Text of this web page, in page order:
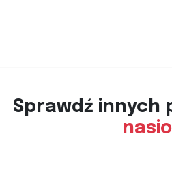
Sprawdź innych